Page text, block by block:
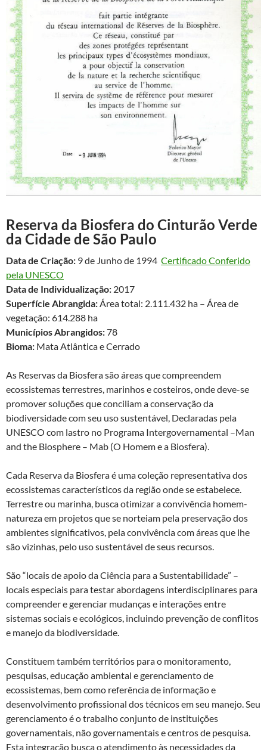
Reserva da Biosfera do Cinturão Verde
da Cidade de São Paulo
Data de Criação: 9 de Junho de 1994 Certificado Conferido
pela UNESCO
Data de Individualização: 2017
Superfície Abrangida: Área total: 2.111.432 ha – Área de
vegetação: 614.288 ha
Municípios Abrangidos:78
Bioma: Mata Atlântica e Cerrado
As Reservas da Biosfera são áreas que compreendem
ecossistemas terrestres, marinhos e costeiros, onde deve-se
promover soluções que conciliam a conservação da
biodiversidade com seu uso sustentável, Declaradas pela
UNESCO com lastro no Programa Intergovernamental –Man
and the Biosphere – Mab (O Homem e a Biosfera).
Cada Reserva da Biosfera é uma coleção representativa dos
ecossistemas característicos da região onde se estabelece.
Terrestre ou marinha, busca otimizar a convivência homem-
natureza em projetos que se norteiam pela preservação dos
ambientes significativos, pela convivência com áreas que lhe
são vizinhas, pelo uso sustentável de seus recursos.
São “locais de apoio da Ciência para a Sustentabilidade” –
locais especiais para testar abordagens interdisciplinares para
compreender e gerenciar mudanças e interações entre
sistemas sociais e ecológicos, incluindo prevenção de conflitos
e manejo da biodiversidade.
Constituem também territórios para o monitoramento,
pesquisas, educação ambiental e gerenciamento de
ecossistemas, bem como referência de informação e
desenvolvimento profissional dos técnicos em seu manejo. Seu
gerenciamento é o trabalho conjunto de instituições
governamentais, não governamentais e centros de pesquisa.
Esta integração busca o atendimento às necessidades da